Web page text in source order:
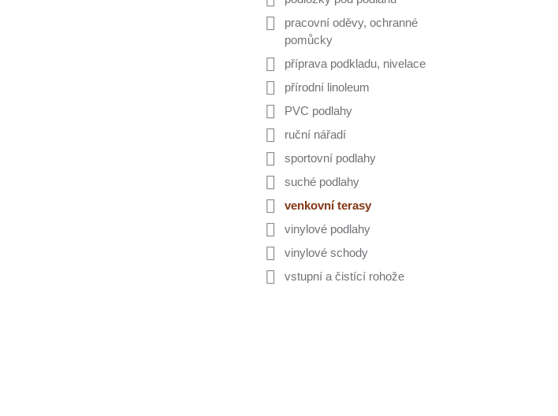
pracovní oděvy, ochranné
pomůcky
příprava podkladu, nivelace
přírodní linoleum
PVC podlahy
ruční nářadí
sportovní podlahy
suché podlahy
venkovní terasy
vinylové podlahy
vinylové schody
vstupní a čistící rohože